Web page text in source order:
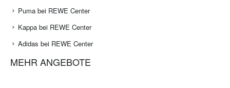
Puma bei REWE Center
Kappa bei REWE Center
Adidas bei REWE Center
MEHR ANGEBOTE